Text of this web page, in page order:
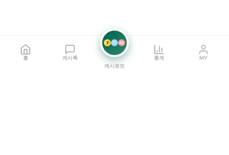
홈 캐시톡
7 21 42
캐시로또
통계 MY